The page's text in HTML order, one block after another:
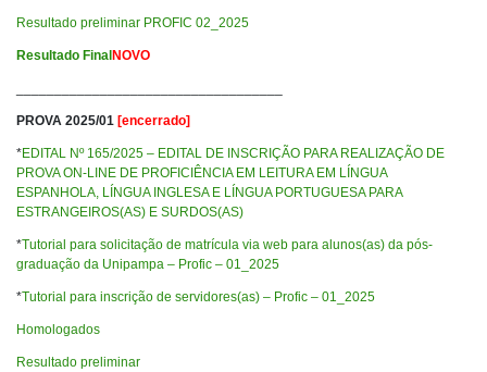
Resultado preliminar PROFIC 02_2025
Resultado Final NOVO
PROVA 2025/01 [encerrado]
*EDITAL Nº 165/2025 – EDITAL DE INSCRIÇÃO PARA REALIZAÇÃO DE
PROVA ON-LINE DE PROFICIÊNCIA EM LEITURA EM LÍNGUA
ESPANHOLA, LÍNGUA INGLESA E LÍNGUA PORTUGUESA PARA
ESTRANGEIROS(AS) E SURDOS(AS)
*Tutorial para solicitação de matrícula via web para alunos(as) da pós-
graduação da Unipampa – Profic – 01_2025
*Tutorial para inscrição de servidores(as) – Profic – 01_2025
Homologados
Resultado preliminar